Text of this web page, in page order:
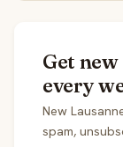
Get
every
New
spam,